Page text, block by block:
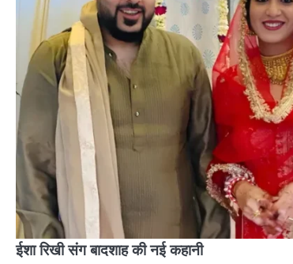
ईशा रिखी संग बादशाह की नई कहानी